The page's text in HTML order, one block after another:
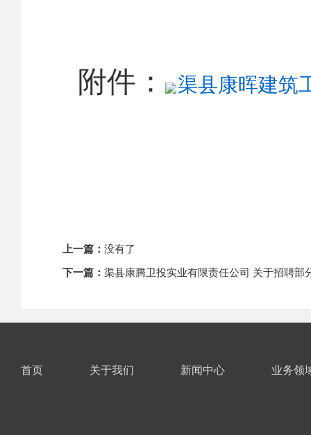
附件： 渠县康晖建筑
上一篇： 没有了
下一篇： 渠县康腾卫投实业有限责任公司 关于招聘部
首页 关于我们 新闻中心 业务领